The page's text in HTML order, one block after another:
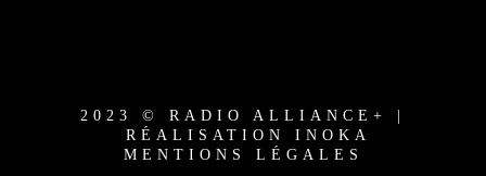
2023 © RADIO ALLIANCE+ |
RÉALISATION INOKA
MENTIONS LÉGALES